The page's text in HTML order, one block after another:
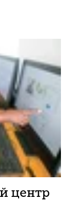
центр